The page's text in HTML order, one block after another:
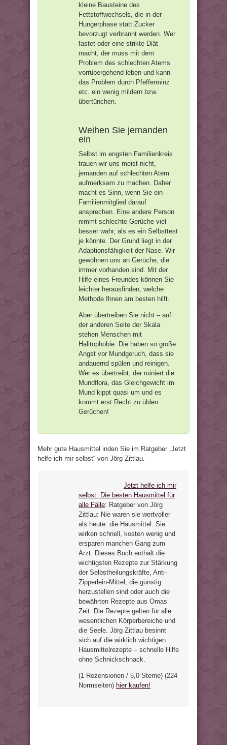
kleine Bausteine des
Fettstoffwechsels, die in der
Hungerphase statt Zucker
bevorzugt verbrannt werden. Wer
fastet oder eine strikte Diät
macht, der muss mit dem
Problem des schlechten Atems
vorrübergehend leben und kann
das Problem durch Pfefferminz
etc. ein wenig mildern bzw.
übertünchen.
Weihen Sie jemanden
ein
Selbst im engsten Familienkreis
trauen wir uns meist nicht,
jemanden auf schlechten Atem
aufmerksam zu machen. Daher
macht es Sinn, wenn Sie ein
Familienmitglied darauf
ansprechen. Eine andere Person
nimmt schlechte Gerüche viel
besser wahr, als es ein Selbsttest
je könnte. Der Grund liegt in der
Adaptionsfähigkeit der Nase. Wir
gewöhnen uns an Gerüche, die
immer vorhanden sind. Mit der
Hilfe eines Freundes können Sie
leichter herausfinden, welche
Methode Ihnen am besten hilft.
Aber übertreiben Sie nicht – auf
der anderen Seite der Skala
stehen Menschen mit
Halitophobie. Die haben so große
Angst vor Mundgeruch, dass sie
andauernd spülen und reinigen.
Wer es übertreibt, der ruiniert die
Mundflora, das Gleichgewicht im
Mund kippt quasi um und es
kommt erst Recht zu üblen
Gerüchen!
Mehr gute Hausmittel inden Sie im Ratgeber „Jetzt
helfe ich mir selbst“ von Jörg Zittlau.
Jetzt helfe ich mir
selbst: Die besten Hausmittel für
alle Fälle: Ratgeber von Jörg
Zittlau: Nie waren sie wertvoller
als heute: die Hausmittel. Sie
wirken schnell, kosten wenig und
ersparen manchen Gang zum
Arzt. Dieses Buch enthält die
wichtigsten Rezepte zur Stärkung
der Selbstheilungskräfte, Anti-
Zipperlein-Mittel, die günstig
herzustellen sind oder auch die
bewährten Rezepte aus Omas
Zeit. Die Rezepte gelten für alle
wesentlichen Körperbereiche und
die Seele. Jörg Zittlau besinnt
sich auf die wirklich wichtigen
Hausmittelrezepte – schnelle Hilfe
ohne Schnickschnack.
(1 Rezensionen / 5,0 Sterne) (224
Normseiten) hier kaufen!